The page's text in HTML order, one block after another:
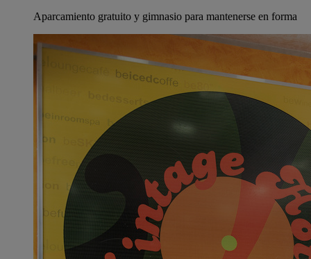
Aparcamiento gratuito y gimnasio para mantenerse en forma